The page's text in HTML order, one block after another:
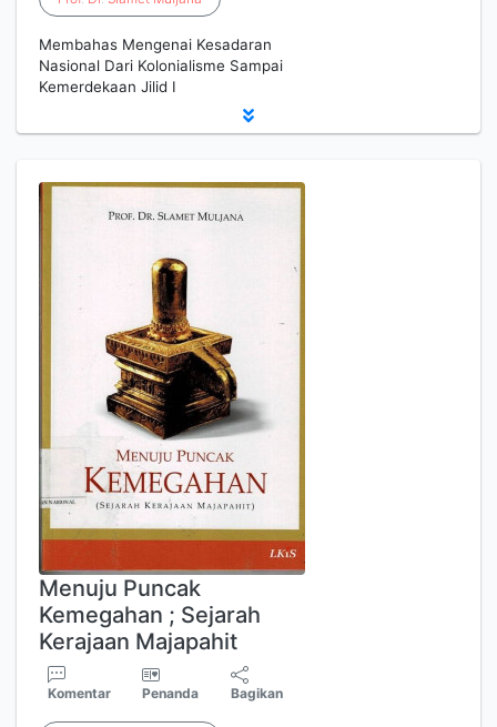
Membahas Mengenai Kesadaran
Nasional Dari Kolonialisme Sampai
Kemerdekaan Jilid I
Menuju Puncak
Kemegahan ; Sejarah
Kerajaan Majapahit
Komentar Penanda Bagikan